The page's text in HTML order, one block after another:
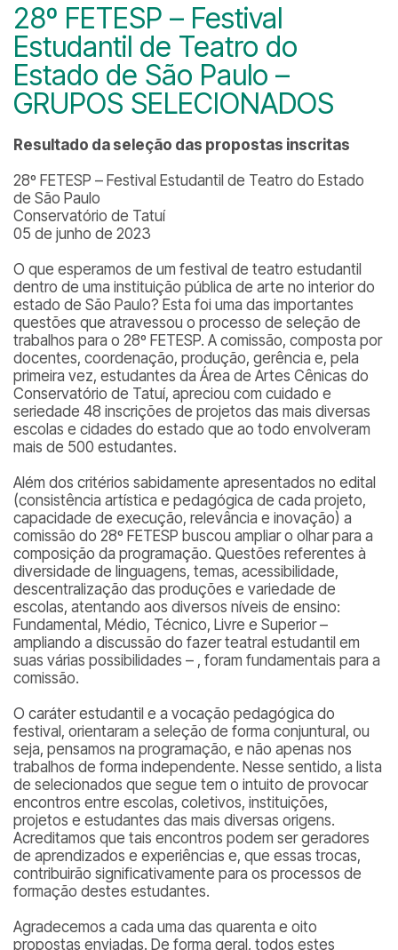
28º FETESP – Festival
Estudantil de Teatro do
Estado de São Paulo –
GRUPOS SELECIONADOS
Resultado da seleção das propostas inscritas
28º FETESP – Festival Estudantil de Teatro do Estado
de São Paulo
Conservatório de Tatuí
05 de junho de 2023
O que esperamos de um festival de teatro estudantil
dentro de uma instituição pública de arte no interior do
estado de São Paulo? Esta foi uma das importantes
questões que atravessou o processo de seleção de
trabalhos para o 28º FETESP. A comissão, composta por
docentes, coordenação, produção, gerência e, pela
primeira vez, estudantes da Área de Artes Cênicas do
Conservatório de Tatuí, apreciou com cuidado e
seriedade 48 inscrições de projetos das mais diversas
escolas e cidades do estado que ao todo envolveram
mais de 500 estudantes.
Além dos critérios sabidamente apresentados no edital
(consistência artística e pedagógica de cada projeto,
capacidade de execução, relevância e inovação) a
comissão do 28º FETESP buscou ampliar o olhar para a
composição da programação. Questões referentes à
diversidade de linguagens, temas, acessibilidade,
descentralização das produções e variedade de
escolas, atentando aos diversos níveis de ensino:
Fundamental, Médio, Técnico, Livre e Superior –
ampliando a discussão do fazer teatral estudantil em
suas várias possibilidades – , foram fundamentais para a
comissão.
O caráter estudantil e a vocação pedagógica do
festival, orientaram a seleção de forma conjuntural, ou
seja, pensamos na programação, e não apenas nos
trabalhos de forma independente. Nesse sentido, a lista
de selecionados que segue tem o intuito de provocar
encontros entre escolas, coletivos, instituições,
projetos e estudantes das mais diversas origens.
Acreditamos que tais encontros podem ser geradores
de aprendizados e experiências e, que essas trocas,
contribuirão significativamente para os processos de
formação destes estudantes.
Agradecemos a cada uma das quarenta e oito
propostas enviadas. De forma geral, todos estes